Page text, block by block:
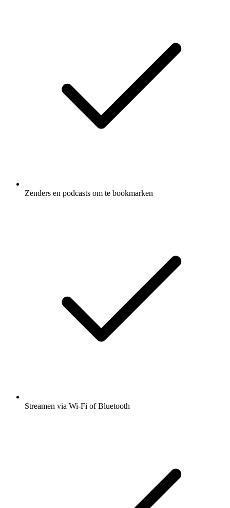
Zenders en podcasts om te bookmarken
Streamen via Wi-Fi of Bluetooth